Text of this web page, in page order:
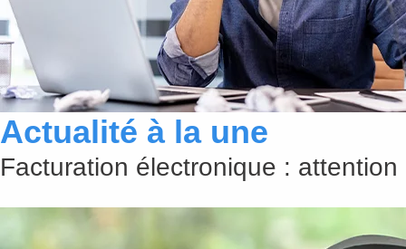
Actualité à la une
Facturation électronique :